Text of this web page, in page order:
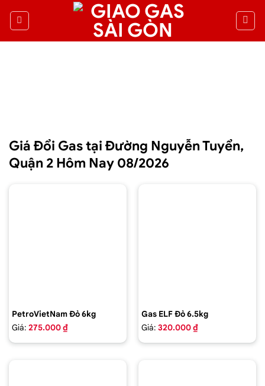
Giá Đổi Gas tại Đường Nguyễn Tuyển,
Quận 2 Hôm Nay 08/2026
PetroVietNam Đỏ 6kg
Giá: 275.000 ₫
Gas ELF Đỏ 6.5kg
Giá: 320.000 ₫